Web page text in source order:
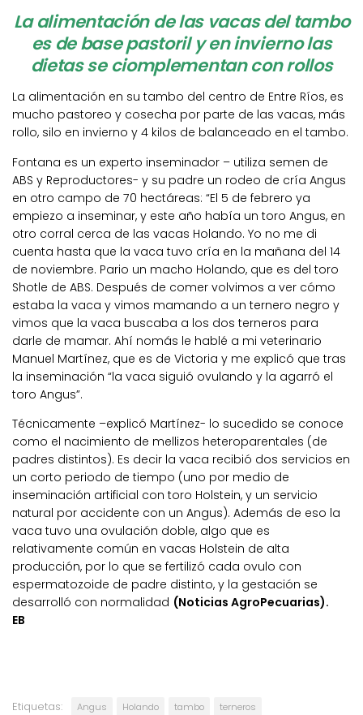
La alimentación de las vacas del tambo
es de base pastoril y en invierno las
dietas se ciomplementan con rollos
La alimentación en su tambo del centro de Entre Ríos, es
mucho pastoreo y cosecha por parte de las vacas, más
rollo, silo en invierno y 4 kilos de balanceado en el tambo.
Fontana es un experto inseminador – utiliza semen de
ABS y Reproductores- y su padre un rodeo de cría Angus
en otro campo de 70 hectáreas: “El 5 de febrero ya
empiezo a inseminar, y este año había un toro Angus, en
otro corral cerca de las vacas Holando. Yo no me di
cuenta hasta que la vaca tuvo cría en la mañana del 14
de noviembre. Pario un macho Holando, que es del toro
Shotle de ABS. Después de comer volvimos a ver cómo
estaba la vaca y vimos mamando a un ternero negro y
vimos que la vaca buscaba a los dos terneros para
darle de mamar. Ahí nomás le hablé a mi veterinario
Manuel Martínez, que es de Victoria y me explicó que tras
la inseminación “la vaca siguió ovulando y la agarró el
toro Angus”.
Técnicamente –explicó Martínez- lo sucedido se conoce
como el nacimiento de mellizos heteroparentales (de
padres distintos). Es decir la vaca recibió dos servicios en
un corto periodo de tiempo (uno por medio de
inseminación artificial con toro Holstein, y un servicio
natural por accidente con un Angus). Además de eso la
vaca tuvo una ovulación doble, algo que es
relativamente común en vacas Holstein de alta
producción, por lo que se fertilizó cada ovulo con
espermatozoide de padre distinto, y la gestación se
desarrolló con normalidad (Noticias AgroPecuarias).
EB
Etiquetas: Angus Holando tambo terneros